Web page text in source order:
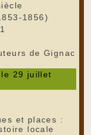
1856)
de Gignac
29 juillet
et places :
locale